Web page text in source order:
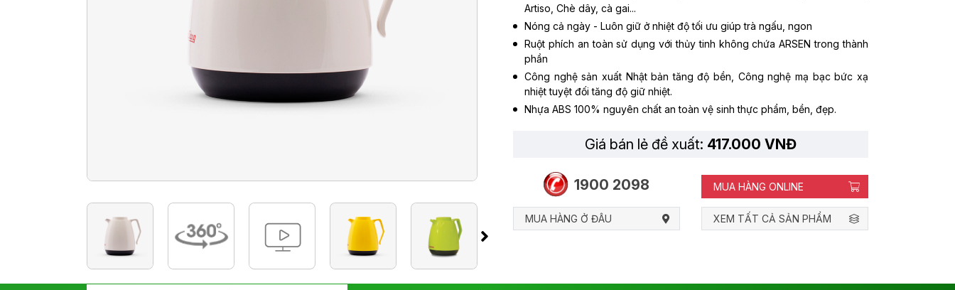
Artiso, Chè dây, cà gai...
Nóng cả ngày - Luôn giữ ở nhiệt độ tối ưu giúp trà ngấu, ngon
Ruột phích an toàn sử dụng với thủy tinh không chứa ARSEN trong thành
phần
Công nghệ sản xuất Nhật bản tăng độ bền, Công nghệ mạ bạc bức xạ
nhiệt tuyệt đối tăng độ giữ nhiệt.
Nhựa ABS 100% nguyên chất an toàn vệ sinh thực phẩm, bền, đẹp.
Giá bán lẻ đề xuất: 417.000 VNĐ
1900 2098 MUA HÀNG ONLINE
MUA HÀNG Ở ĐÂU XEM TẤT CẢ SẢN PHẨM